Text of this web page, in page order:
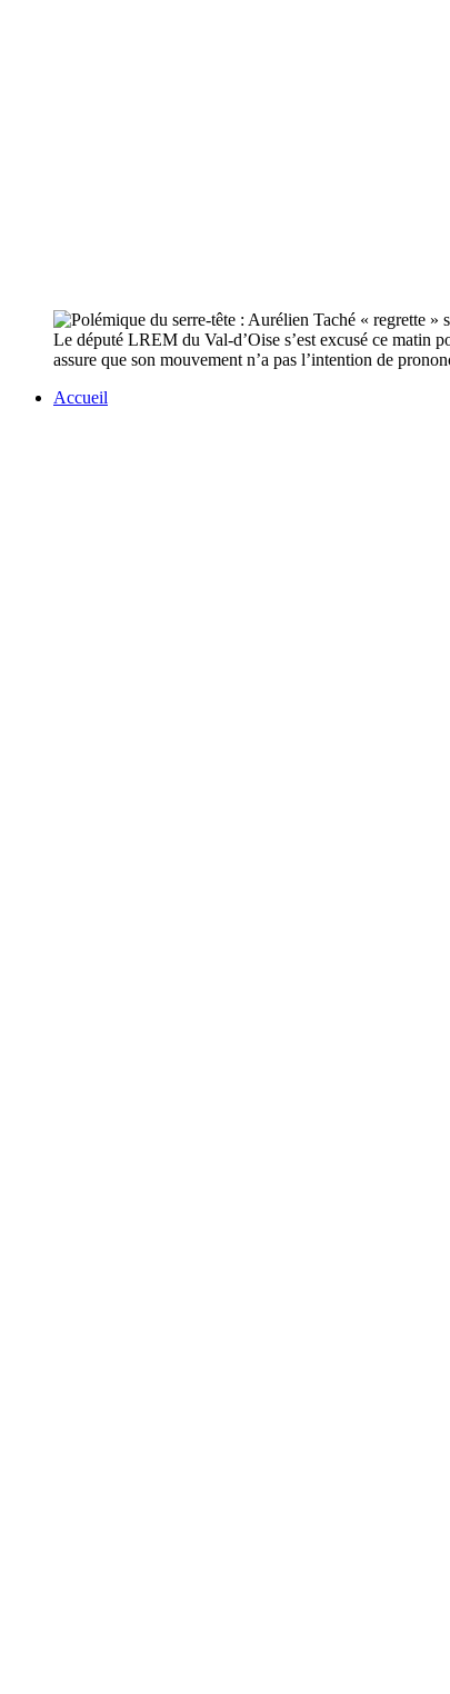
Le député LREM du Val-d’Oise s’est excusé ce matin
assure que son mouvement n’a pas l’intention de
Accueil